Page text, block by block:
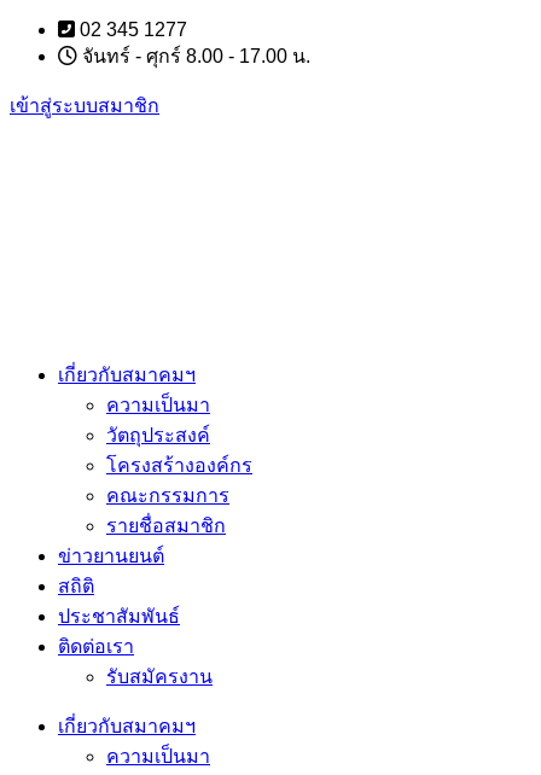
Skip
content
02 345 1277
จันทร์ - ศุกร์ 8.00 - 17.00 น.
เข้าสู่ระบบสมาชิก
เกี่ยวกับสมาคมฯ
ความเป็นมา
วัตถุประสงค์
โครงสร้างองค์กร
คณะกรรมการ
รายชื่อสมาชิก
ข่าวยานยนต์
สถิติ
ประชาสัมพันธ์
ติดต่อเรา
รับสมัครงาน
เกี่ยวกับสมาคมฯ
ความเป็นมา